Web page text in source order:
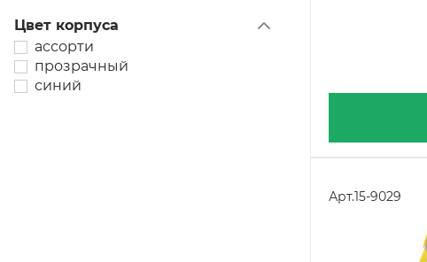
Цвет корпуса
ассорти
прозрачный
синий
Арт.15-9029